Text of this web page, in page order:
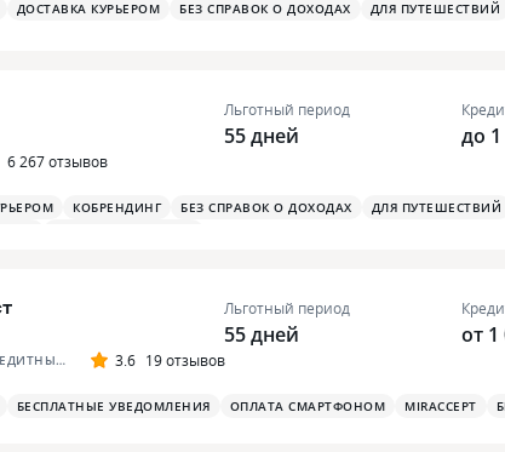
ДОСТАВКА КУРЬЕРОМ БЕЗ СПРАВОК О ДОХОДАХ ДЛЯ ПУТЕШЕСТВИЙ
6 267 отзывов
Льготный период
55 дней до
КОБРЕНДИНГ БЕЗ СПРАВОК О ДОХОДАХ ДЛЯ ПУТЕШЕСТВИЙ
MIR SUPREME С КРЕДИТНЫМ ЛИМИТОМ 3.6 19 отзывов
Льготный период
55 дней от 1
БЕСПЛАТНЫЕ УВЕДОМЛЕНИЯ ОПЛАТА СМАРТФОНОМ MIRACCEPT